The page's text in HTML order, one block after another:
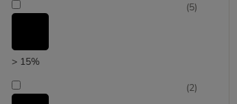
> 15%
(5)
(2)